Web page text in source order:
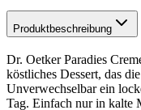
Produktbeschreibung
Dr. Oetker Paradies
köstliches Dessert, das
Unverwechselbar ein
Tag. Einfach nur in kalte